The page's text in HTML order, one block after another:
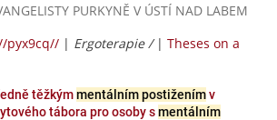
PURKYNĚ V ÚSTÍ NAD LABEM
pyx9cq// | Ergoterapie / | Theses on a
těžkýmmentálním postiženímv
tábora pro osoby smentálním